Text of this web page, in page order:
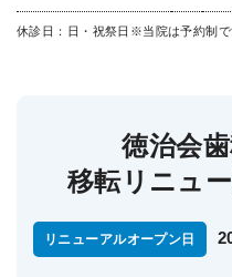
休診日：日・祝祭日 ※当院は予約制で
徳治会
移転リニュ
リニューアルオープン日